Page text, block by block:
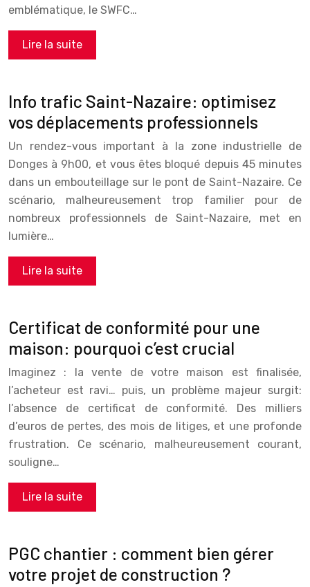
emblématique, le SWFC…
Lire la suite
Info trafic Saint-Nazaire: optimisez
vos déplacements professionnels
Un rendez-vous important à la zone industrielle de
Donges à 9h00, et vous êtes bloqué depuis 45 minutes
dans un embouteillage sur le pont de Saint-Nazaire. Ce
scénario, malheureusement trop familier pour de
nombreux professionnels de Saint-Nazaire, met en
lumière…
Lire la suite
Certificat de conformité pour une
maison: pourquoi c’est crucial
Imaginez : la vente de votre maison est finalisée,
l’acheteur est ravi… puis, un problème majeur surgit:
l’absence de certificat de conformité. Des milliers
d’euros de pertes, des mois de litiges, et une profonde
frustration. Ce scénario, malheureusement courant,
souligne…
Lire la suite
PGC chantier : comment bien gérer
votre projet de construction ?